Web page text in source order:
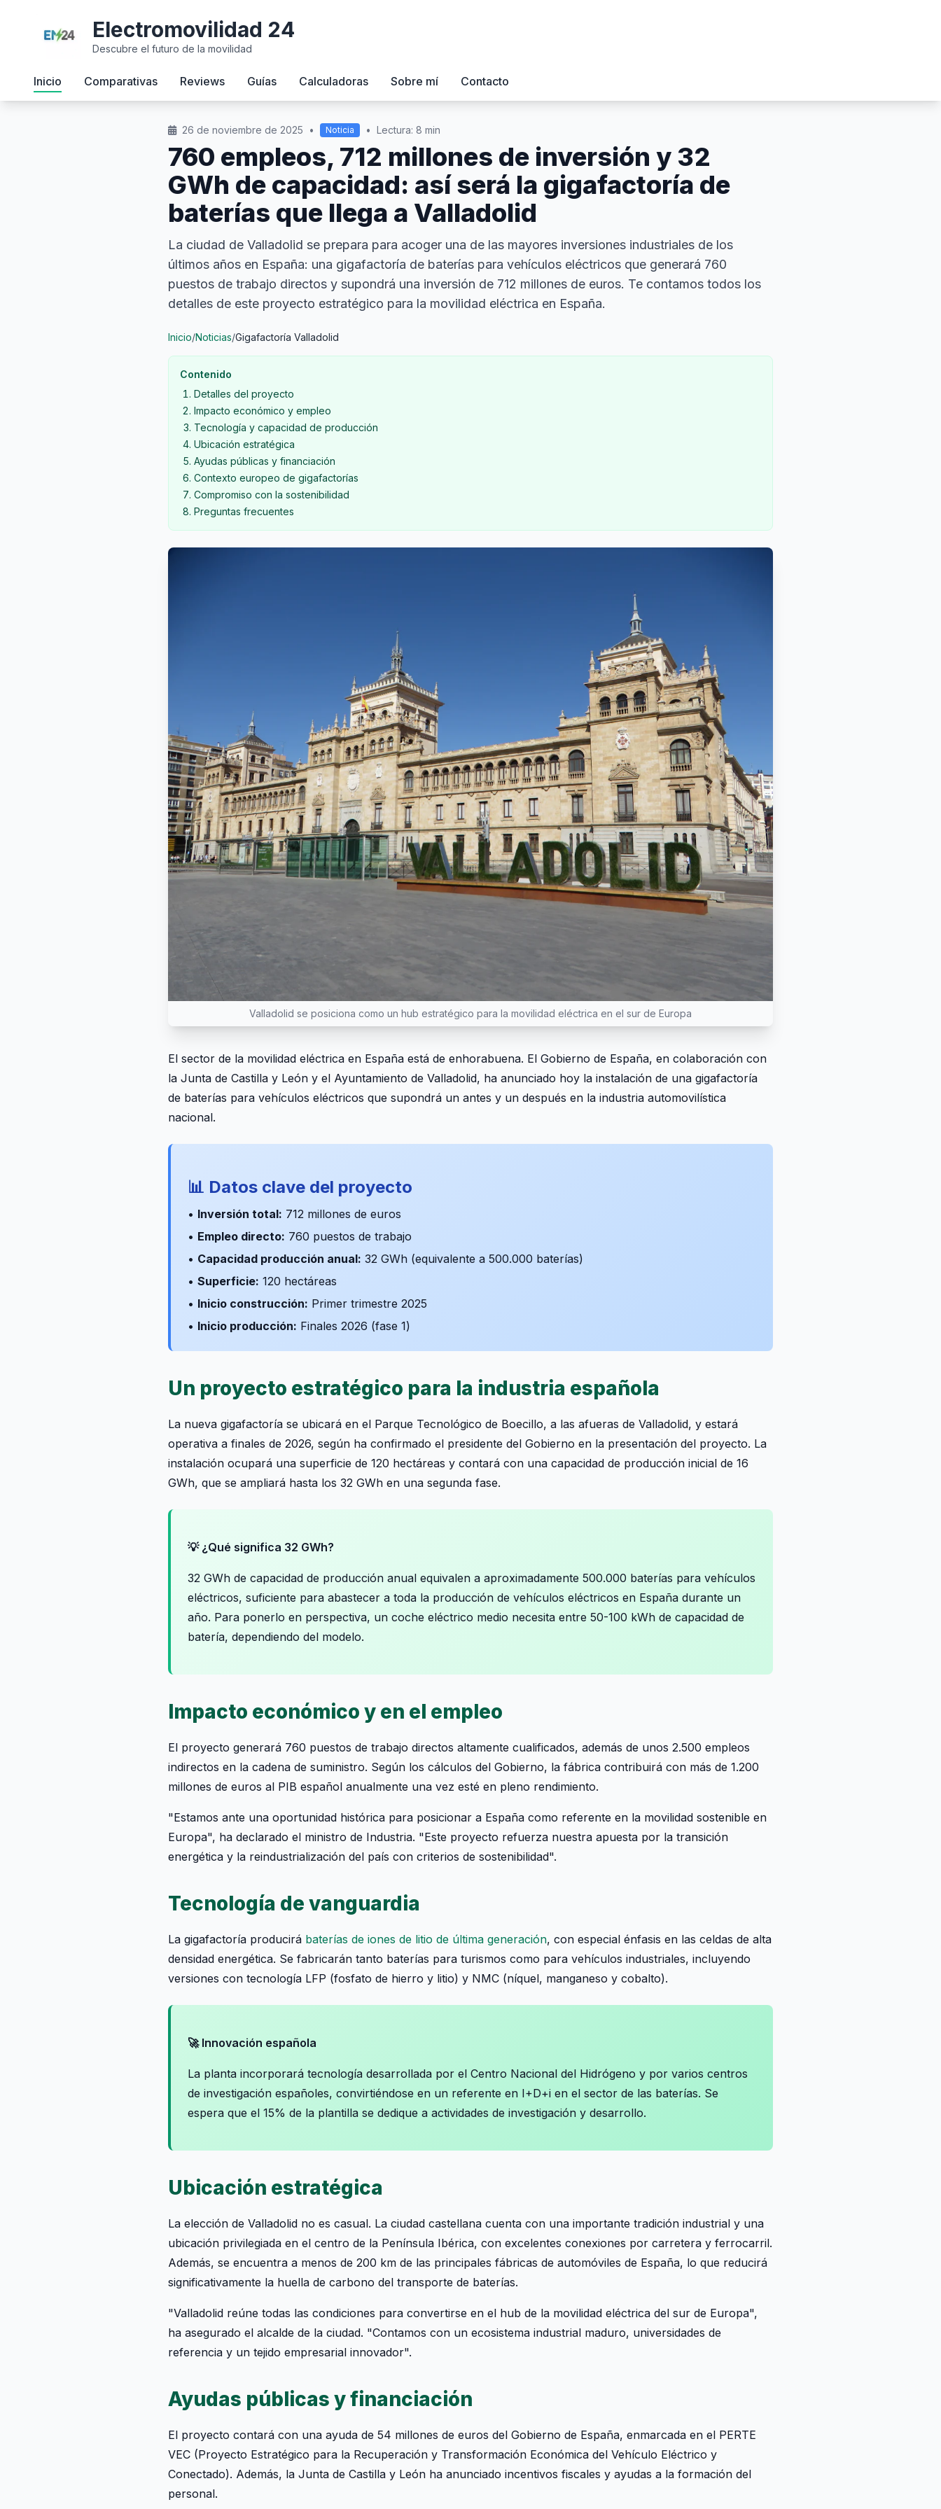
Electromovilidad 24
Descubre el futuro de la movilidad
Inicio Comparativas Reviews Guías Calculadoras Sobre mí Contacto
26 de noviembre de 2025 • Noticia • Lectura: 8 min
760 empleos, 712 millones de inversión y 32
GWh de capacidad: así será la gigafactoría de
baterías que llega a Valladolid
La ciudad de Valladolid se prepara para acoger una de las mayores inversiones industriales de los
últimos años en España: una gigafactoría de baterías para vehículos eléctricos que generará 760
puestos de trabajo directos y supondrá una inversión de 712 millones de euros. Te contamos todos los
detalles de este proyecto estratégico para la movilidad eléctrica en España.
Inicio/Noticias/Gigafactoría Valladolid
Contenido
Detalles del proyecto
Impacto económico y empleo
Tecnología y capacidad de producción
Ubicación estratégica
Ayudas públicas y financiación
Contexto europeo de gigafactorías
Compromiso con la sostenibilidad
Preguntas frecuentes
Valladolid se posiciona como un hub estratégico para la movilidad eléctrica en el sur de Europa
El sector de la movilidad eléctrica en España está de enhorabuena. El Gobierno de España, en colaboración con
la Junta de Castilla y León y el Ayuntamiento de Valladolid, ha anunciado hoy la instalación de una gigafactoría
de baterías para vehículos eléctricos que supondrá un antes y un después en la industria automovilística
nacional.
📊 Datos clave del proyecto
• Inversión total: 712 millones de euros
• Empleo directo: 760 puestos de trabajo
• Capacidad producción anual: 32 GWh (equivalente a 500.000 baterías)
• Superficie: 120 hectáreas
• Inicio construcción: Primer trimestre 2025
• Inicio producción: Finales 2026 (fase 1)
Un proyecto estratégico para la industria española
La nueva gigafactoría se ubicará en el Parque Tecnológico de Boecillo, a las afueras de Valladolid, y estará
operativa a finales de 2026, según ha confirmado el presidente del Gobierno en la presentación del proyecto. La
instalación ocupará una superficie de 120 hectáreas y contará con una capacidad de producción inicial de 16
GWh, que se ampliará hasta los 32 GWh en una segunda fase.
💡 ¿Qué significa 32 GWh?
32 GWh de capacidad de producción anual equivalen a aproximadamente 500.000 baterías para vehículos
eléctricos, suficiente para abastecer a toda la producción de vehículos eléctricos en España durante un
año. Para ponerlo en perspectiva, un coche eléctrico medio necesita entre 50-100 kWh de capacidad de
batería, dependiendo del modelo.
Impacto económico y en el empleo
El proyecto generará 760 puestos de trabajo directos altamente cualificados, además de unos 2.500 empleos
indirectos en la cadena de suministro. Según los cálculos del Gobierno, la fábrica contribuirá con más de 1.200
millones de euros al PIB español anualmente una vez esté en pleno rendimiento.
"Estamos ante una oportunidad histórica para posicionar a España como referente en la movilidad sostenible en
Europa", ha declarado el ministro de Industria. "Este proyecto refuerza nuestra apuesta por la transición
energética y la reindustrialización del país con criterios de sostenibilidad".
Tecnología de vanguardia
La gigafactoría producirá baterías de iones de litio de última generación, con especial énfasis en las celdas de alta
densidad energética. Se fabricarán tanto baterías para turismos como para vehículos industriales, incluyendo
versiones con tecnología LFP (fosfato de hierro y litio) y NMC (níquel, manganeso y cobalto).
🚀 Innovación española
La planta incorporará tecnología desarrollada por el Centro Nacional del Hidrógeno y por varios centros
de investigación españoles, convirtiéndose en un referente en I+D+i en el sector de las baterías. Se
espera que el 15% de la plantilla se dedique a actividades de investigación y desarrollo.
Ubicación estratégica
La elección de Valladolid no es casual. La ciudad castellana cuenta con una importante tradición industrial y una
ubicación privilegiada en el centro de la Península Ibérica, con excelentes conexiones por carretera y ferrocarril.
Además, se encuentra a menos de 200 km de las principales fábricas de automóviles de España, lo que reducirá
significativamente la huella de carbono del transporte de baterías.
"Valladolid reúne todas las condiciones para convertirse en el hub de la movilidad eléctrica del sur de Europa",
ha asegurado el alcalde de la ciudad. "Contamos con un ecosistema industrial maduro, universidades de
referencia y un tejido empresarial innovador".
Ayudas públicas y financiación
El proyecto contará con una ayuda de 54 millones de euros del Gobierno de España, enmarcada en el PERTE
VEC (Proyecto Estratégico para la Recuperación y Transformación Económica del Vehículo Eléctrico y
Conectado). Además, la Junta de Castilla y León ha anunciado incentivos fiscales y ayudas a la formación del
personal.